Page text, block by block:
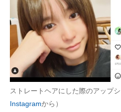
ストレートヘアにした際のアップ
Instagramから）